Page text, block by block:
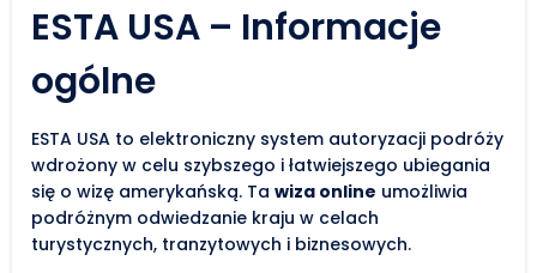
ESTA USA – Informacje
ogólne
ESTA USA to elektroniczny system autoryzacji podróży
wdrożony w celu szybszego i łatwiejszego ubiegania
się o wizę amerykańską. Ta wiza online umożliwia
podróżnym odwiedzanie kraju w celach
turystycznych, tranzytowych i biznesowych.